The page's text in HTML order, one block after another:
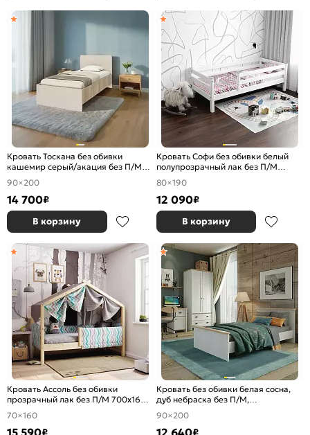
Кровать Тоскана без обивки
кашемир серый/акация без П/М
900x2000, изголовье жесткое
90×200
14 700₽
В корзину
Кровать Софи без обивки белый
полупрозрачный лак без П/М
800x1900, ортопедическое
основание, изголовье жесткое
80×190
12 090₽
В корзину
Кровать Ассоль без обивки
прозрачный лак без П/М 700x1600,
ортопедическое основание,
изголовье жесткое
70×160
15 590₽
Кровать без обивки белая сосна,
дуб небраска без П/М,
ортопедическое основание
90×200
12 640₽